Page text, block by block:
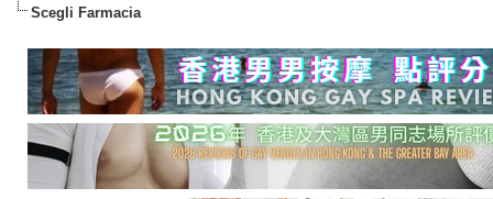
Scegli Farmacia